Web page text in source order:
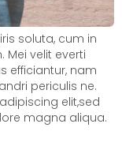
soluta, cum in
Mei velit everti
efficiantur, nam
periculis ne.
elit,sed
magna aliqua.